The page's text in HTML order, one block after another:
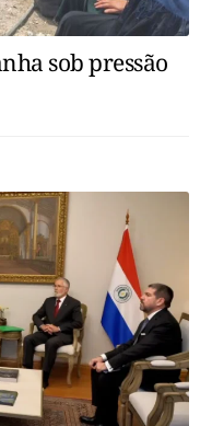
sob pressão